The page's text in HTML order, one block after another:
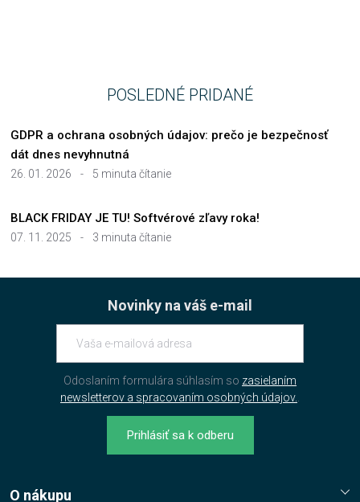
POSLEDNÉ PRIDANÉ
26. 01. 2026 - 5 minuta čítanie
GDPR a ochrana osobných údajov: prečo je bezpečnosť
dát dnes nevyhnutná
07. 11. 2025 - 3 minuta čítanie
BLACK FRIDAY JE TU! Softvérové zľavy roka!
Novinky na váš e-mail
Odoslaním formulára súhlasím so zasielaním
newsletterov a spracovaním osobných údajov.
Prihlásiť sa k odberu
O nákupu